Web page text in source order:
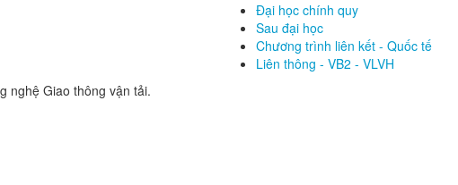
Đại học chính quy
Sau đại học
Chương trình liên kết - Quốc tế
Liên thông - VB2 - VLVH
nghệ Giao thông vận tải.